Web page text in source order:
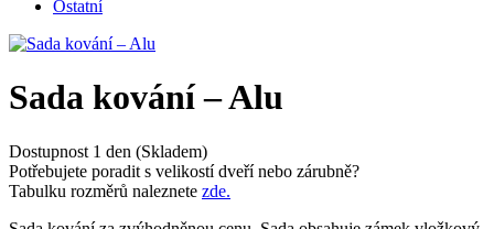
Ostatní
Sada kování – Alu
Dostupnost 1 den (Skladem)
Potřebujete poradit s velikostí dveří nebo zárubně?
Tabulku rozměrů naleznete zde.